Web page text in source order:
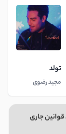
تولد
مجید رضوی
جاری